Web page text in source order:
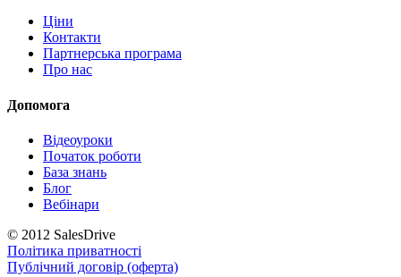
Ціни
Контакти
Партнерська програма
Про нас
Допомога
Відеоуроки
Початок роботи
База знань
Блог
Вебінари
© 2012 SalesDrive
Політика приватності
Публічний договір (оферта)